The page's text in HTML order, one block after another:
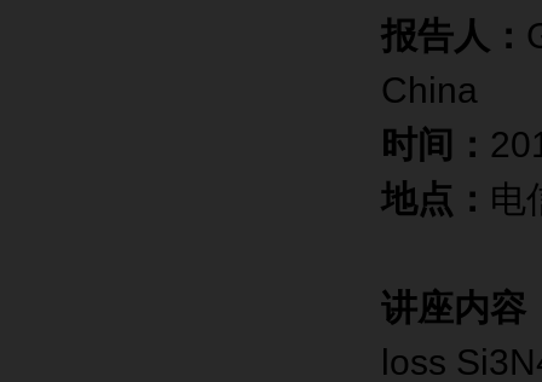
报告人：
China
时间：
地点： 电
讲座内容
loss